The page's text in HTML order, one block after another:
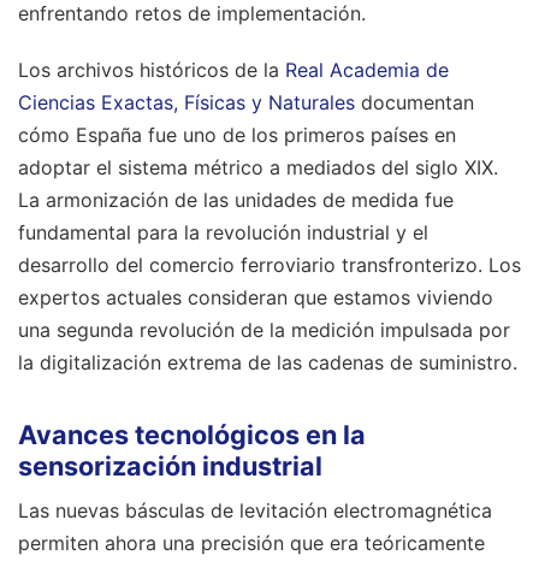
enfrentando retos de implementación.
Los archivos históricos de la Real Academia de
Ciencias Exactas, Físicas y Naturales documentan
cómo España fue uno de los primeros países en
adoptar el sistema métrico a mediados del siglo XIX.
La armonización de las unidades de medida fue
fundamental para la revolución industrial y el
desarrollo del comercio ferroviario transfronterizo. Los
expertos actuales consideran que estamos viviendo
una segunda revolución de la medición impulsada por
la digitalización extrema de las cadenas de suministro.
Avances tecnológicos en la
sensorización industrial
Las nuevas básculas de levitación electromagnética
permiten ahora una precisión que era teóricamente